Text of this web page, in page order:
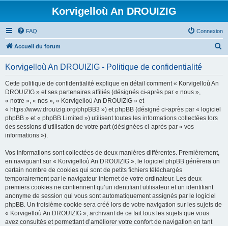
Korvigelloù An DROUIZIG
FAQ Connexion
Accueil du forum
Korvigelloù An DROUIZIG - Politique de confidentialité
Cette politique de confidentialité explique en détail comment « Korvigelloù An
DROUIZIG » et ses partenaires affiliés (désignés ci-après par « nous »,
« notre », « nos », « Korvigelloù An DROUIZIG » et
« https://www.drouizig.org/phpBB3 ») et phpBB (désigné ci-après par « logiciel
phpBB » et « phpBB Limited ») utilisent toutes les informations collectées lors
des sessions d’utilisation de votre part (désignées ci-après par « vos
informations »).
Vos informations sont collectées de deux manières différentes. Premièrement,
en naviguant sur « Korvigelloù An DROUIZIG », le logiciel phpBB génèrera un
certain nombre de cookies qui sont de petits fichiers téléchargés
temporairement par le navigateur internet de votre ordinateur. Les deux
premiers cookies ne contiennent qu’un identifiant utilisateur et un identifiant
anonyme de session qui vous sont automatiquement assignés par le logiciel
phpBB. Un troisième cookie sera créé lors de votre navigation sur les sujets de
« Korvigelloù An DROUIZIG », archivant de ce fait tous les sujets que vous
avez consultés et permettant d’améliorer votre confort de navigation en tant